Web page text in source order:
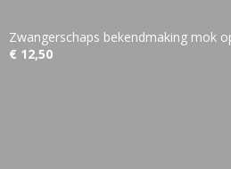
Zwangerschaps bekendmaking mok
€ 12,50